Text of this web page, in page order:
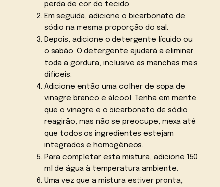
perda de cor do tecido.
Em seguida, adicione o bicarbonato de
sódio na mesma proporção do sal.
Depois, adicione o detergente líquido ou
o sabão. O detergente ajudará a eliminar
toda a gordura, inclusive as manchas mais
difíceis.
Adicione então uma colher de sopa de
vinagre branco e álcool. Tenha em mente
que o vinagre e o bicarbonato de sódio
reagirão, mas não se preocupe, mexa até
que todos os ingredientes estejam
integrados e homogêneos.
Para completar esta mistura, adicione 150
ml de água à temperatura ambiente.
Uma vez que a mistura estiver pronta,